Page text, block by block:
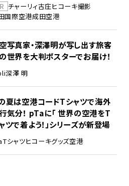
チャーリィ古庄ヒコーキ撮影
国際空港成田空港
写真家・深澤明が写し出す旅客
世界を大判ポスターでお届け！
深澤 明
夏は空港コードTシャツで海外
気分！ pTaに「 世界の空港をT
ツで着よう！」シリーズが新登場
Tシャツヒコーキグッズ空港